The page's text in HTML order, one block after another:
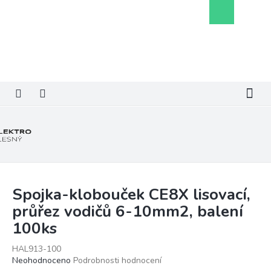
košík
Spojka-klobouček CE8X lisovací,
průřez vodičů 6-10mm2, balení
100ks
HAL913-100
Průměrné
Neohodnoceno Podrobnosti hodnocení